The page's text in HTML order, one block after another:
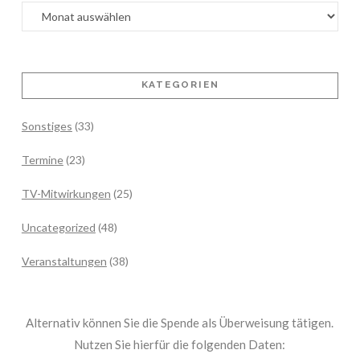
Archiv
KATEGORIEN
Sonstiges (33)
Termine(23)
TV-Mitwirkungen (25)
Uncategorized (48)
Veranstaltungen (38)
Alternativ können Sie die Spende als Überweisung tätigen.
Nutzen Sie hierfür die folgenden Daten: